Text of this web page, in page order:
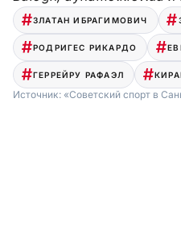
ЗЛАТАН ИБРАГИМОВИЧ
РОДРИГЕС РИКАРДО
ГЕРРЕЙРУ РАФАЭЛ
Источник: «Советский спорт в